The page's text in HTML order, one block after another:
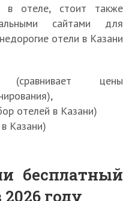
отеле, стоит также
сайтами для
отели в Казани
цены
отелей в Казани)
Казани)
бесплатный
году